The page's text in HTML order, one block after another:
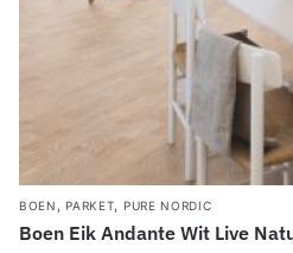
BOEN , PARKET, PURE NORDIC
Boen Eik Andante Wit Live